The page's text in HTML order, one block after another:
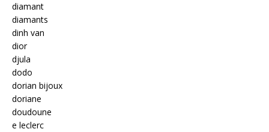
diamant
diamants
dinh van
dior
djula
dodo
dorian bijoux
doriane
doudoune
e leclerc